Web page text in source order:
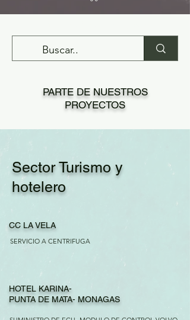
PARTE DE NUESTROS
PROYECTOS
Sector Turismo y
hotelero
CC LA VELA
SERVICIO A CENTRIFUGA
HOTEL KARINA-
PUNTA DE MATA- MONAGAS